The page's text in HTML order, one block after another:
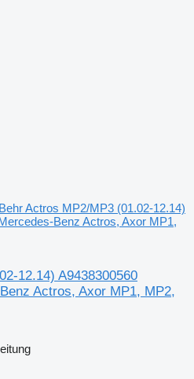
Behr Actros MP2/MP3 (01.02-12.14)
Benz Actros, Axor MP1,
12.14) A9438300560
Actros, Axor MP1, MP2,